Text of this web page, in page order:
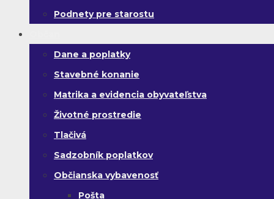
Podnety pre starostu
Dane a poplatky
Stavebné konanie
Matrika a evidencia obyvateľstva
Životné prostredie
Tlačivá
Sadzobník poplatkov
Občianska vybavenosť
Pošta